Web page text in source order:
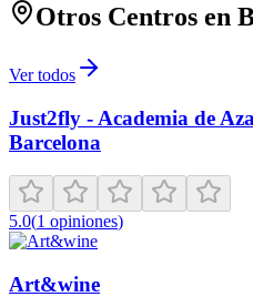
Otros Centros en
Ver todos
Just2fly - Academia de
Barcelona
5.0(1 opiniones)
Art&wine